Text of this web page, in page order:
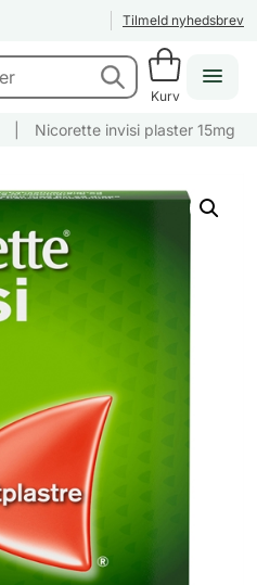
Tilmeld nyhedsbrev
Kurv
Nicorette invisi plaster 15mg